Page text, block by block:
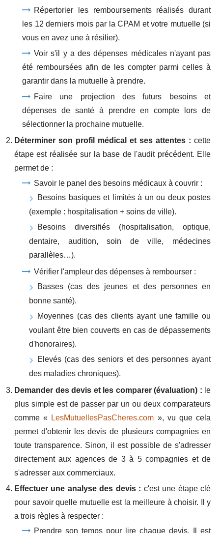
Répertorier les remboursements réalisés durant
les 12 derniers mois par la CPAM et votre mutuelle (si
vous en avez une à résilier).
Voir s'il y a des dépenses médicales n'ayant pas
été remboursées afin de les compter parmi celles à
garantir dans la mutuelle à prendre.
Faire une projection des futurs besoins et
dépenses de santé à prendre en compte lors de
sélectionner la prochaine mutuelle.
Déterminer son profil médical et ses attentes : cette
étape est réalisée sur la base de l'audit précédent. Elle
permet de :
Savoir le panel des besoins médicaux à couvrir :
Besoins basiques et limités à un ou deux postes
(exemple : hospitalisation + soins de ville).
Besoins diversifiés (hospitalisation, optique,
dentaire, audition, soin de ville, médecines
parallèles…).
Vérifier l'ampleur des dépenses à rembourser :
Basses (cas des jeunes et des personnes en
bonne santé).
Moyennes (cas des clients ayant une famille ou
voulant être bien couverts en cas de dépassements
d'honoraires).
Elevés (cas des seniors et des personnes ayant
des maladies chroniques).
Demander des devis et les comparer (évaluation) : le
plus simple est de passer par un ou deux comparateurs
comme « LesMutuellesPasCheres.com », vu que cela
permet d'obtenir les devis de plusieurs compagnies en
toute transparence. Sinon, il est possible de s'adresser
directement aux agences de 3 à 5 compagnies et de
s'adresser aux commerciaux.
Effectuer une analyse des devis : c'est une étape clé
pour savoir quelle mutuelle est la meilleure à choisir. Il y
a trois règles à respecter :
Prendre son temps pour lire chaque devis. Il est